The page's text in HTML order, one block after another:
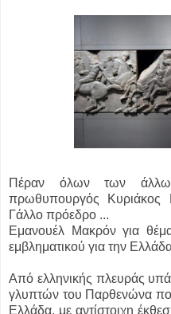
Πέραν όλων των
πρωθυπουργός Κυριάκος
Γάλλο πρόεδρο ...
Εμανουέλ Μακρόν για
εμβληματικού για την
Από ελληνικής πλευράς
γλυπτών του Παρθενώνα
Ελλάδα, με αντίστοιχη